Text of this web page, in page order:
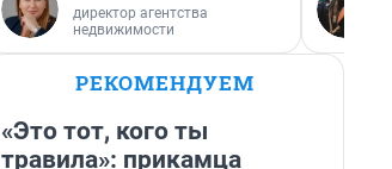
директор агентства
недвижимости
РЕКОМЕНДУЕМ
«Это тот, кого ты
травила»: прикамца